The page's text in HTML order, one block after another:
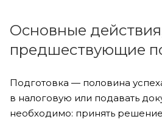
Основные
предшествующие
Подготовка — половина
в налоговую или подавать
необходимо: принять